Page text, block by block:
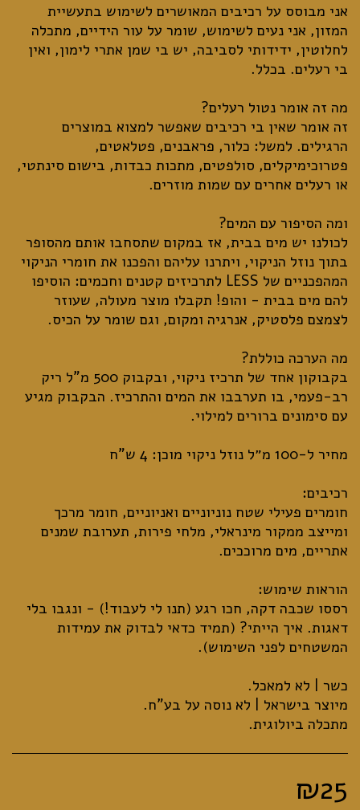
אני מבוסס על רכיבים המאושרים לשימוש בתעשיית
המזון, אני נעים לשימוש, שומר על עור הידיים, מתכלה
לחלוטין, ידידותי לסביבה, יש בי שמן אתרי לימון, ואין
זה אומר שאין בי רכיבים שאפשר למצוא במוצרים
הרגילים. למשל: כלור, פראבנים, פטלאטים,
פטרוכימיקלים, סולפטים, מתכות כבדות, בישום סינתטי,
לכולנו יש מים בבית, אז במקום שתסחבו אותם מהסופר
בתוך נוזל הניקוי, ויתרנו עליהם והפכנו את חומרי הניקוי
המהפכניים של LESS לתרכיזים קטנים וחכמים: הוסיפו
להם מים בבית - והופ! תקבלו מוצר מעולה, שעוזר
בקבוקון אחד של תרכיז ניקוי, ובקבוק 500 מ"ל ריק
רב-פעמי, בו תערבבו את המים והתרכיז. הבקבוק מגיע
חומרים פעילי שטח נוניוניים ואניוניים, חומר מרכך
ומייצב ממקור מינראלי, מלחי פירות, תערובת שמנים
רססו שכבה דקה, חכו רגע (תנו לי לעבוד!) - ונגבו בלי
דאגות. איך הייתי? (תמיד כדאי לבדוק את עמידות
מתכלה ביולוגית.
₪25